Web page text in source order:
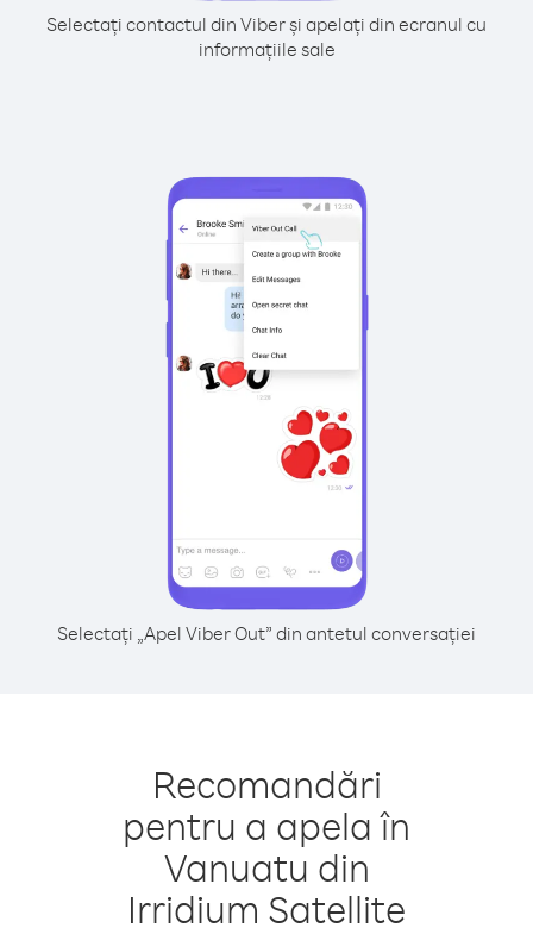
Selectați contactul din Viber și apelați din ecranul cu
informațiile sale
Selectați „Apel Viber Out” din antetul conversației
Recomandări
pentru a apela în
Vanuatu din
Irridium Satellite